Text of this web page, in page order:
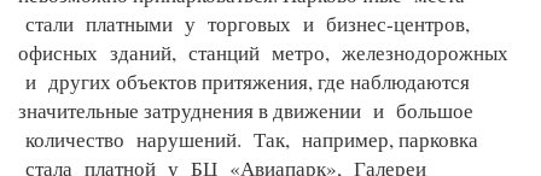
стали платными у торговых и бизнес-центров,
офисных зданий, станций метро, железнодорожных
и других объектов притяжения, где наблюдаются
значительные затруднения в движении и большое
количество нарушений. Так, например, парковка
стала платной у БЦ «Авиапарк», Галереи